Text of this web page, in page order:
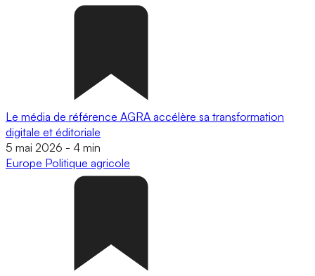
Le média de référence AGRA accélère sa transformation
digitale et éditoriale
5 mai 2026 - 4 min
Europe Politique agricole